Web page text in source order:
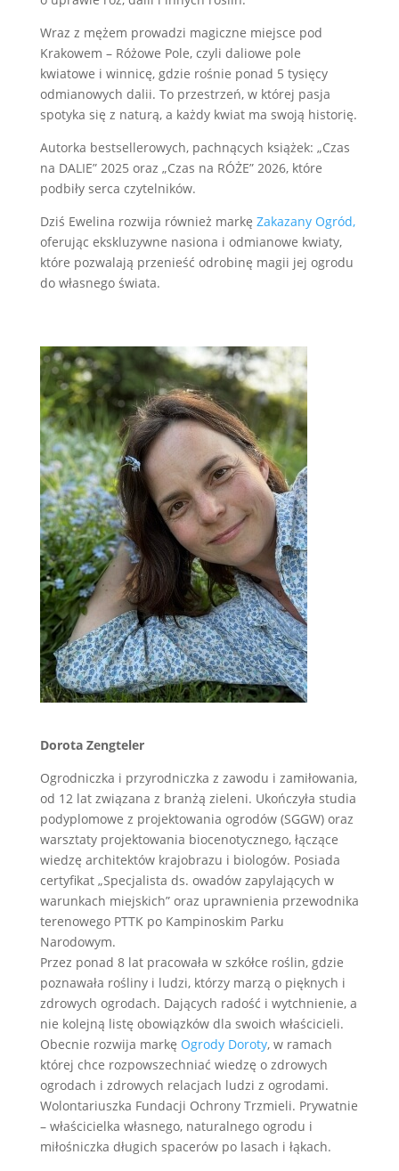
Wraz z mężem prowadzi magiczne miejsce pod
Krakowem – Różowe Pole, czyli daliowe pole
kwiatowe i winnicę, gdzie rośnie ponad 5 tysięcy
odmianowych dalii. To przestrzeń, w której pasja
spotyka się z naturą, a każdy kwiat ma swoją historię.
Autorka bestsellerowych, pachnących książek: „Czas
na DALIE” 2025 oraz „Czas na RÓŻE” 2026, które
podbiły serca czytelników.
Dziś Ewelina rozwija również markę Zakazany Ogród,
oferując ekskluzywne nasiona i odmianowe kwiaty,
które pozwalają przenieść odrobinę magii jej ogrodu
do własnego świata.
Dorota Zengteler
Ogrodniczka i przyrodniczka z zawodu i zamiłowania,
od 12 lat związana z branżą zieleni. Ukończyła studia
podyplomowe z projektowania ogrodów (SGGW) oraz
warsztaty projektowania biocenotycznego, łączące
wiedzę architektów krajobrazu i biologów. Posiada
certyfikat „Specjalista ds. owadów zapylających w
warunkach miejskich” oraz uprawnienia przewodnika
terenowego PTTK po Kampinoskim Parku
Narodowym.
Przez ponad 8 lat pracowała w szkółce roślin, gdzie
poznawała rośliny i ludzi, którzy marzą o pięknych i
zdrowych ogrodach. Dających radość i wytchnienie, a
nie kolejną listę obowiązków dla swoich właścicieli.
Obecnie rozwija markę Ogrody Doroty, w ramach
której chce rozpowszechniać wiedzę o zdrowych
ogrodach i zdrowych relacjach ludzi z ogrodami.
Wolontariuszka Fundacji Ochrony Trzmieli. Prywatnie
– właścicielka własnego, naturalnego ogrodu i
miłośniczka długich spacerów po lasach i łąkach.